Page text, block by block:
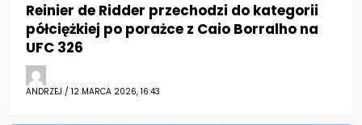
Reinier de Ridder przechodzi do kategorii
półciężkiej po porażce z Caio Borralho na
UFC 326
ANDRZEJ / 12 MARCA 2026, 16:43